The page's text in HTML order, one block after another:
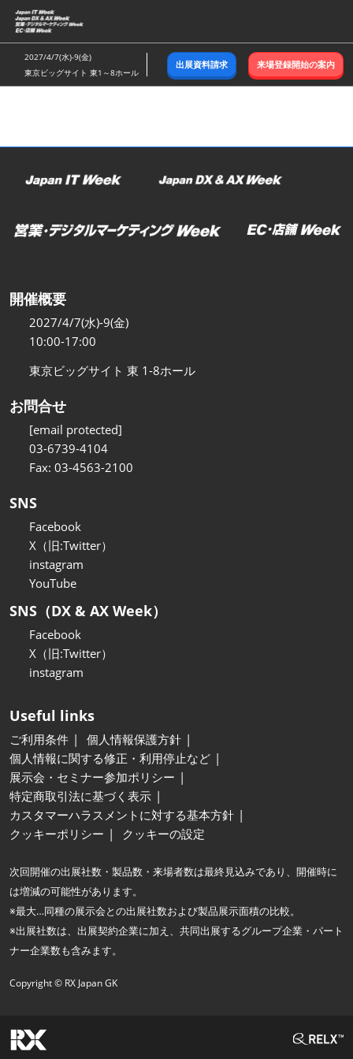
ス
キ
ッ
し
む
2027/4/7(水)-9(金)
東京ビッグサイト 東1～8ホール
出展資料請求 来場登録開始の案内
開催概要
2027/4/7(水)-9(金)
10:00-17:00
東京ビッグサイト 東 1-8ホール
お問合せ
[email protected]
03-6739-4104
Fax: 03-4563-2100
SNS
Facebook
X（旧:Twitter）
instagram
YouTube
SNS（DX & AX Week）
Facebook
X（旧:Twitter）
instagram
Useful links
ご利用条件
個人情報保護方針
個人情報に関する修正・利用停止など
展示会・セミナー参加ポリシー
特定商取引法に基づく表示
カスタマーハラスメントに対する基本方針
クッキーポリシー
クッキーの設定
次回開催の出展社数・製品数・来場者数は最終見込みであり、開催時に
は増減の可能性があります。
※最大…同種の展示会との出展社数および製品展示面積の比較。
※出展社数は、出展契約企業に加え、共同出展するグループ企業・パート
ナー企業数も含みます。
Copyright © RX Japan GK